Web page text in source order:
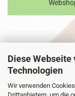
Diese Webseite
Technologien
Wir verwenden
Drittanbietern, um die